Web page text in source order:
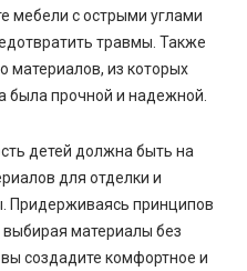
мебели с острыми углами
травмы. Также
материалов, из которых
была прочной и надежной.
детей должна быть на
для отделки и
Придерживаясь принципов
выбирая материалы без
создадите комфортное и